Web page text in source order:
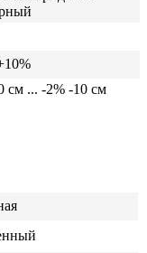
см ... -2% -10 см